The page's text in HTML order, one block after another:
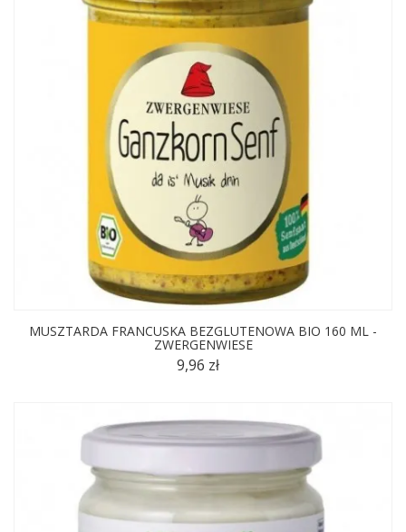
MUSZTARDA FRANCUSKA BEZGLUTENOWA BIO 160 ML -
ZWERGENWIESE
9,96 zł